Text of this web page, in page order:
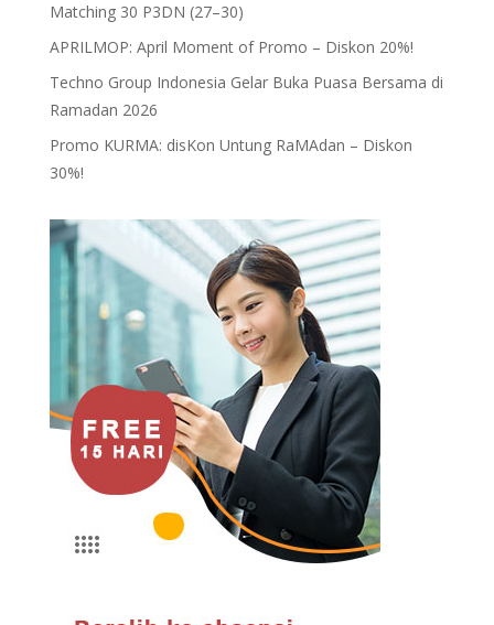
Matching 30 P3DN (27–30)
APRILMOP: April Moment of Promo – Diskon 20%!
Techno Group Indonesia Gelar Buka Puasa Bersama di
Ramadan 2026
Promo KURMA: disKon Untung RaMAdan – Diskon
30%!